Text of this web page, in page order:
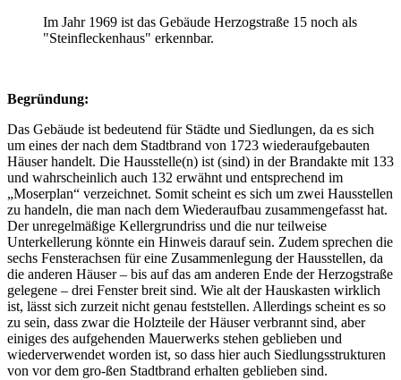
Im Jahr 1969 ist das Gebäude Herzogstraße 15 noch als
"Steinfleckenhaus" erkennbar.
Begründung:
Das Gebäude ist bedeutend für Städte und Siedlungen, da es sich
um eines der nach dem Stadtbrand von 1723 wiederaufgebauten
Häuser handelt. Die Hausstelle(n) ist (sind) in der Brandakte mit 133
und wahrscheinlich auch 132 erwähnt und entsprechend im
„Moserplan“ verzeichnet. Somit scheint es sich um zwei Hausstellen
zu handeln, die man nach dem Wiederaufbau zusammengefasst hat.
Der unregelmäßige Kellergrundriss und die nur teilweise
Unterkellerung könnte ein Hinweis darauf sein. Zudem sprechen die
sechs Fensterachsen für eine Zusammenlegung der Hausstellen, da
die anderen Häuser – bis auf das am anderen Ende der Herzogstraße
gelegene – drei Fenster breit sind. Wie alt der Hauskasten wirklich
ist, lässt sich zurzeit nicht genau feststellen. Allerdings scheint es so
zu sein, dass zwar die Holzteile der Häuser verbrannt sind, aber
einiges des aufgehenden Mauerwerks stehen geblieben und
wiederverwendet worden ist, so dass hier auch Siedlungsstrukturen
von vor dem gro-ßen Stadtbrand erhalten geblieben sind.